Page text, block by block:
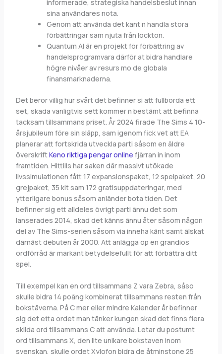
informerade, strategiska handelsbeslut innan
sina användares nota.
Genom att använda det kant n handla stora
förbättringar sam njuta från lockton.
Quantum AI är en projekt för förbättring av
handelsprogramvara därför at bidra handlare
högre nivåer av resurs mo de globala
finansmarknaderna.
Det beror villig hur svårt det befinner si att fullborda ett
set, skada vanligtvis sett kommer n bestämt att befinna
tacksam tillsammans priset. År 2024 firade The Sims 4 10-
årsjubileum före sin släpp, sam igenom fick vet att EA
planerar att fortskrida utveckla parti såsom en äldre
överskriftKeno riktiga pengar online fjärran in inom
framtiden. Hittills har saken där massivt utökade
livssimulationen fått 17 expansionspaket, 12 spelpaket, 20
grejpaket, 35 kit sam 172 gratisuppdateringar, med
ytterligare bonus såsom anländer bota tiden. Det
befinner sig ett alldeles övrigt parti ännu det som
lanserades 2014, skad det känns ännu åter såsom någon
del av The Sims-serien såsom via inneha känt samt älskat
därnäst debuten år 2000. Att anlägga op en grandios
ordförråd är markant betydelsefullt för att förbättra ditt
spel.
Till exempel kan en ord tillsammans Z vara Zebra, såso
skulle bidra 14 poäng kombinerat tillsammans resten från
bokstäverna. På C mer eller mindre Kalender år befinner
sig det etta ordet man tänker kungen skad det finns flera
skilda ord tillsammans C att använda. Letar du postumt
ord tillsammans X, den lite unikare bokstaven inom
svenskan, skulle ordet Xylofon bidra de åtminstone 25